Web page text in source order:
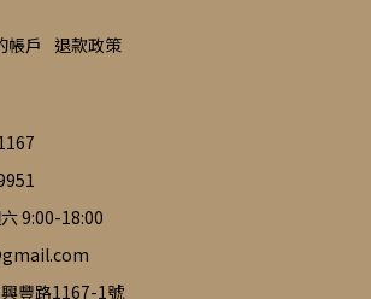
帳戶 退款政策
9:00-18:00
豐路1167-1號